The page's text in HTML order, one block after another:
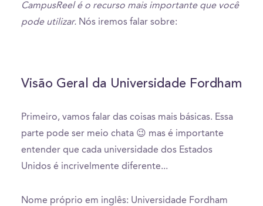
CampusReel é o recurso mais importante que você
pode utilizar. Nós iremos falar sobre:
Visão Geral da Universidade Fordham
Primeiro, vamos falar das coisas mais básicas. Essa
parte pode ser meio chata 😉 mas é importante
entender que cada universidade dos Estados
Unidos é incrivelmente diferente...
Nome próprio em inglês: Universidade Fordham